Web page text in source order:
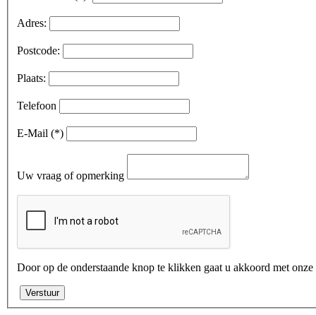
Adres:
Postcode:
Plaats:
Telefoon
E-Mail (*)
Uw vraag of opmerking
Door op de onderstaande knop te klikken gaat u akkoord met onze
Verstuur